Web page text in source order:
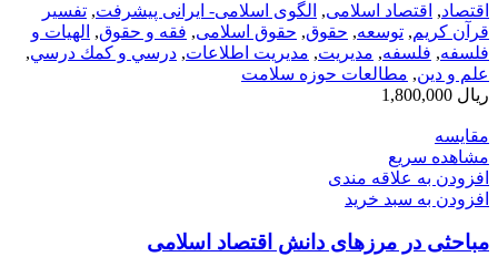
اقتصاد, اقتصاد اسلامی, الگوی اسلامی- ایرانی پیشرفت, تفسیر
قرآن کریم, توسعه, حقوق, حقوق اسلامی, فقه و حقوق, الهیات و
فلسفه, فلسفه, مديريت, مدیریت اطلاعات, درسي و كمك درسي,
علم و دین, مطالعات حوزه سلامت
ریال
مقایسه
مشاهده سریع
افزودن به علاقه مندی
افزودن به سبد خرید
مباحثی در مرزهای دانش اقتصاد اسلامی